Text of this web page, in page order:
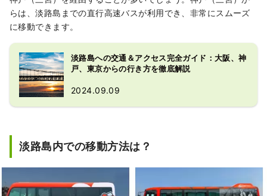
らは、淡路島までの直行高速バスが利用でき、非常にスムーズ
に移動できます。
淡路島への交通＆アクセス完全ガイド：大阪、神
戸、東京からの行き方を徹底解説
2024.09.09
淡路島内での移動方法は？